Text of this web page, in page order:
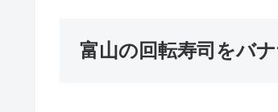
富山の回転寿司をバ